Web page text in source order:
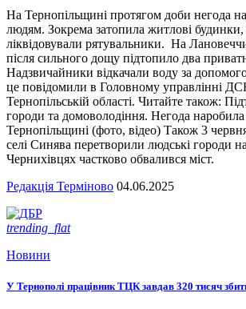
На Тернопільщині протягом доби негода
людям. Зокрема затопила житлові будинки,
ліквідовували рятувальники. На
після сильного дощу підтопило два
Надзвичайники відкачали воду за
це повідомили в Головному управлінні
Тернопільській області. Читайте також:
городи та домоволодіння. Негода наробила
Тернопільщині (фото, відео) Також 3
селі Синява перетворили людські городи
Чернихівцях частково обвалився міст.
Редакція Терміново 04.06.2025
trending_flat
Новини
У Тернополі працівник ТЦК завдав 320 тисяч